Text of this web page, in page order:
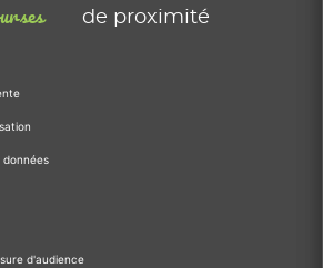
de proximité
d'audience